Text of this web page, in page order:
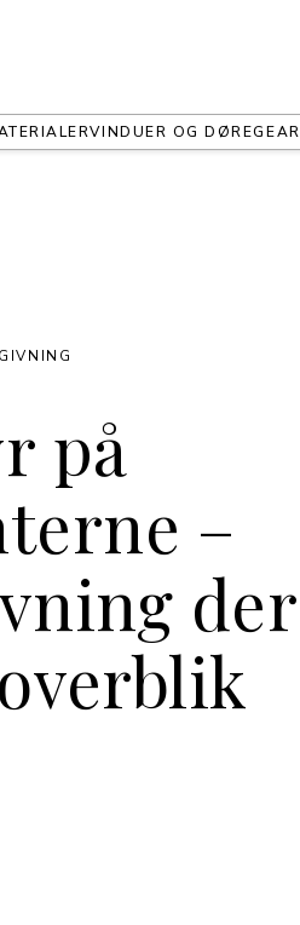
VINDUER OG DØREGEAR
på
–
der